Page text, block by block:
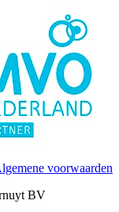
voorwaarden
BV